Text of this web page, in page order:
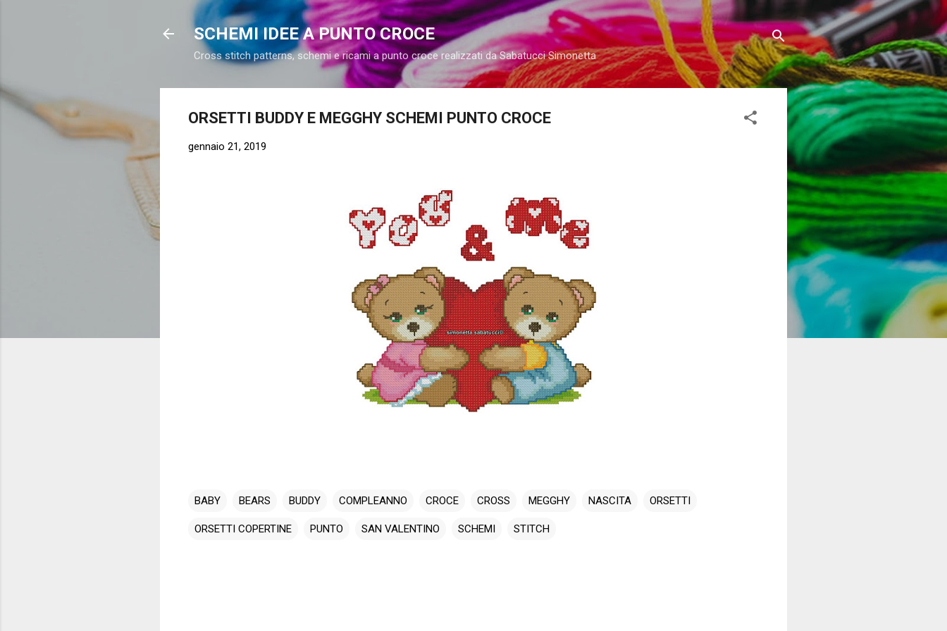
Passa ai contenuti principali
SCHEMI IDEE A PUNTO CROCE
Cross stitch patterns, schemi e ricami a punto croce realizzati da Sabatucci Simonetta
ORSETTI BUDDY E MEGGHY SCHEMI PUNTO CROCE
gennaio 21, 2019
BABY BEARS BUDDY COMPLEANNO CROCE CROSS MEGGHY NASCITA ORSETTI
ORSETTI COPERTINE PUNTO SAN VALENTINO SCHEMI STITCH